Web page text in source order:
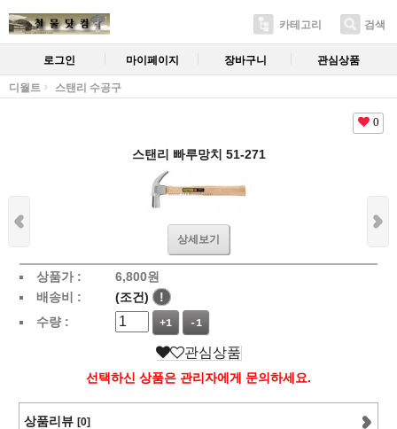
카테고리 검색
로그인 마이페이지 장바구니 관심상품
디월트 스탠리 수공구
0
스탠리 빠루망치 51-271
상세보기
상품가 : 6,800원
배송비 :
(조건)
!
수량 :
+1 -1
관심상품
선택하신 상품은 관리자에게 문의하세요.
상품리뷰 [0]